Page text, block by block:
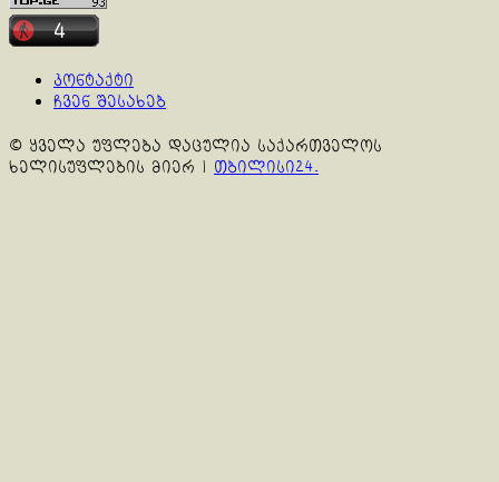
კონტაქტი
ჩვენ შესახებ
© ყველა უფლება დაცულია საქართველოს
ხელისუფლების მიერ | თბილისი24.